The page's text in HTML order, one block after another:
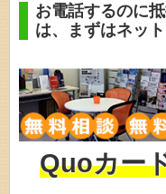
お電話するのに
は、
まずはネッ
Quoカー